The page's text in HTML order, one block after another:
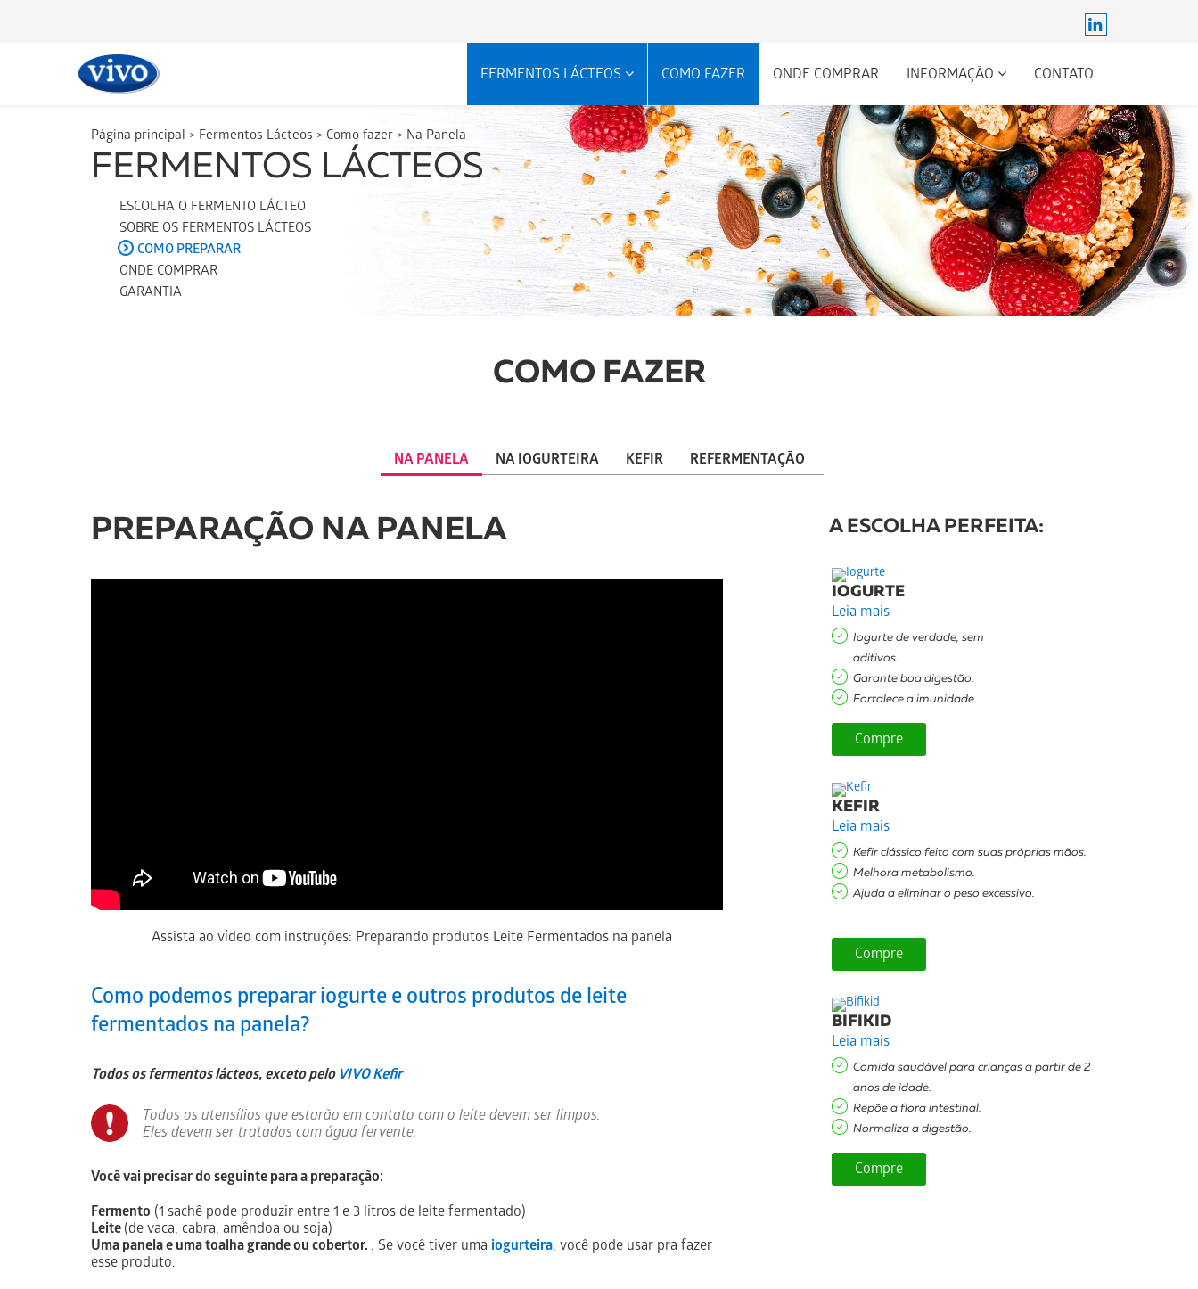
FERMENTOS LÁCTEOS COMO FAZER ONDE COMPRAR INFORMAÇÃO CONTATO
Página principal > Fermentos Lácteos > Como fazer > Na Panela
ESCOLHA O FERMENTO LÁCTEO
SOBRE OS FERMENTOS LÁCTEOS
COMO PREPARAR
ONDE COMPRAR
GARANTIA
COMO FAZER
NA PANELA NA IOGURTEIRA KEFIR REFERMENTAÇÃO
PREPARAÇÃO NA PANELA
Assista ao vídeo com instruções: Preparando produtos Leite Fermentados na panela
Como podemos preparar iogurte e outros produtos de leite
fermentados na panela?
Todos os fermentos lácteos, exceto pelo VIVO Kefir
Todos os utensílios que estarão em contato com o leite devem ser limpos.
Eles devem ser tratados com água fervente.
Você vai precisar do seguinte para a preparação:
Fermento (1 sachê pode produzir entre 1 e 3 litros de leite fermentado)
Leite (de vaca, cabra, amêndoa ou soja)
Uma panela e uma toalha grande ou cobertor. . Se você tiver uma iogurteira, você pode usar pra fazer
esse produto.
A ESCOLHA PERFEITA:
IOGURTE
Leia mais
Iogurte de verdade, sem
aditivos.
Garante boa digestão.
Fortalece a imunidade.
Compre
KEFIR
Leia mais
Kefir clássico feito com suas próprias mãos.
Melhora metabolismo.
Ajuda a eliminar o peso excessivo.
Compre
BIFIKID
Leia mais
Comida saudável para crianças a partir de 2
anos de idade.
Repõe a flora intestinal.
Normaliza a digestão.
Compre